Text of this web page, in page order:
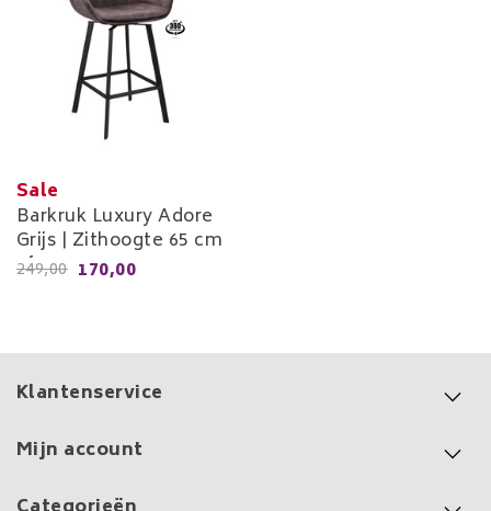
Sale
Barkruk Luxury Adore
Grijs | Zithoogte 65 cm
of 80 cm
249,00 170,00
Klantenservice
Mijn account